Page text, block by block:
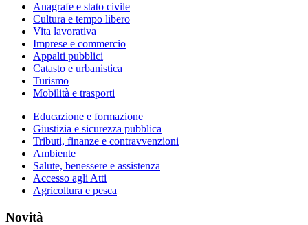
Anagrafe e stato civile
Cultura e tempo libero
Vita lavorativa
Imprese e commercio
Appalti pubblici
Catasto e urbanistica
Turismo
Mobilità e trasporti
Educazione e formazione
Giustizia e sicurezza pubblica
Tributi, finanze e contravvenzioni
Ambiente
Salute, benessere e assistenza
Accesso agli Atti
Agricoltura e pesca
Novità